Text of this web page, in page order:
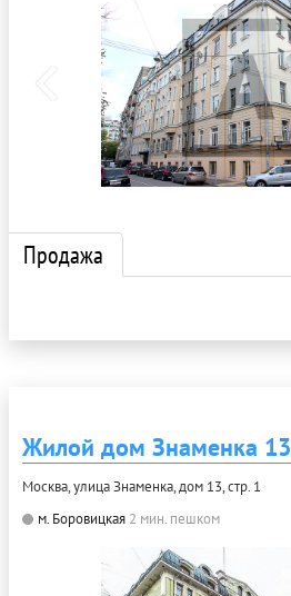
Продажа
Жилой дом Знаменка 13
Москва, улица Знаменка, дом 13, стр. 1
м. Боровицкая 2 мин. пешком